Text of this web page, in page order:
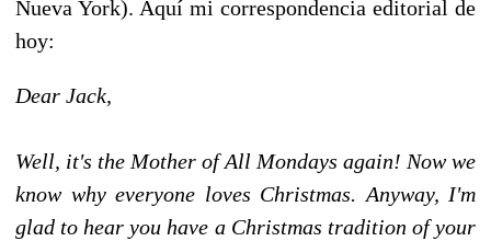
Nueva York). Aquí mi correspondencia editorial de
hoy:
Dear Jack,
Well, it's the Mother of All Mondays again! Now we
know why everyone loves Christmas. Anyway, I'm
glad to hear you have a Christmas tradition of your